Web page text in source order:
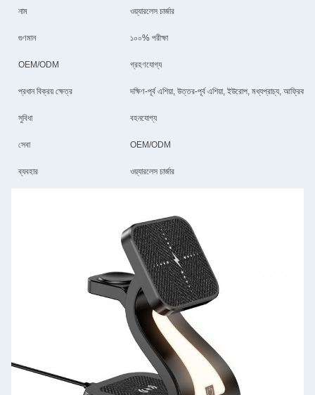
নাম ওয়্যারলেস চার্জার
গুণমান ১০০% পরীক্ষা
OEM/ODM গ্রহণযোগ্য
প্রধান বিক্রয় ক্ষেত্র দক্ষিণ-পূর্ব এশিয়া, উত্তর-পূর্ব এশিয়া, ইউরোপ, মধ্যপ্রাচ্য, আফ্রিকা,
সুবিধা বহনযোগ্য
সেবা OEM/ODM
ব্যবহার ওয়্যারলেস চার্জার